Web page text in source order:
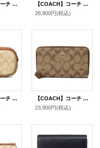
【COACH】コーチ コーティングキャンバス レザー シグネチャー ギャラリー ジップ トートバッグ ライトカーキ×チャーク〔日本未発売〕
【COACH】コーチ コーティングキャンバス レザー シグネチャー クリオ ミディアム ウォレット 二つ折り財布 カーキマルチ（日本未発売）
26,900円(税込)
【COACH】コーチ コーティングキャンバス レザー シグネチャー ジェイミー ミニ リストレット 2way ハンドバッグ ライトカーキ×ライトサドル（日本未発売）
【COACH】コーチ コーティングキャンバス シグネチャー ミディアム ジップ アラウンド ウォレット 財布 カーキ×サドル2（日本未発売）
23,900円(税込)